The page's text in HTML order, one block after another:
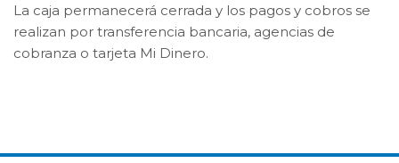
La caja permanecerá cerrada y los pagos y cobros se
realizan por transferencia bancaria, agencias de
cobranza o tarjeta Mi Dinero.